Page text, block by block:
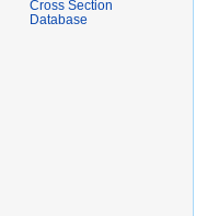
Cross Section
Database